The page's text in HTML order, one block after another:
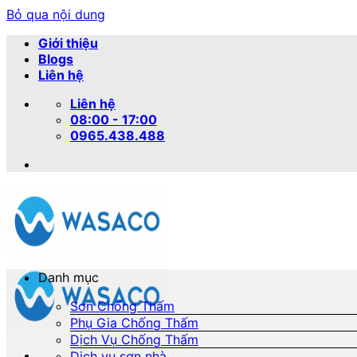
Bỏ qua nội dung
Giới thiệu
Blogs
Liên hệ
Liên hệ
08:00 - 17:00
0965.438.488
Danh mục
Sơn Chống Thấm
Phụ Gia Chống Thấm
Dịch Vụ Chống Thấm